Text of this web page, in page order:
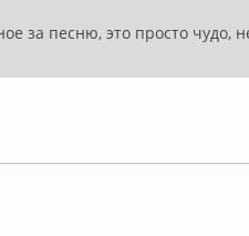
за песню, это просто чудо,